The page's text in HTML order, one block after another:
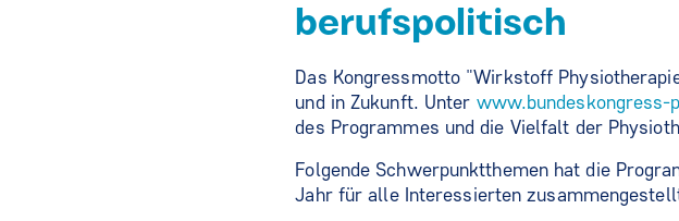
berufspolitisch
Das Kongressmotto "Wirkstoff
und in Zukunft. Unter www.bundeskongress-
des Programmes und die Vielfalt der
Folgende Schwerpunktthemen hat die
Jahr für alle Interessierten